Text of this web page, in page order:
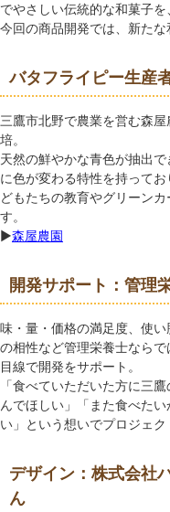
でやさしい伝統的な和菓子を
今回の商品開発では、新たな
バタフライピー生産
三鷹市北野で農業を営む森
培。
天然の鮮やかな青色が抽出
に色が変わる特性を持って
どもたちの教育やグリーン
す。
▶森屋農園
開発サポート：管
味・量・価格の満足度、使
の相性など管理栄養士なら
目線で開発をサポート。
「食べていただいた方に三
んでほしい」「また食べた
い」という想いでプロジェク
デザイン：株式会
ん